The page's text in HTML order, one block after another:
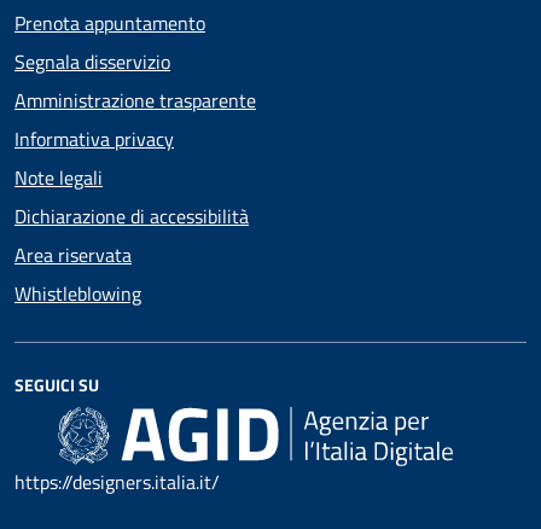
Prenota appuntamento
Segnala disservizio
Amministrazione trasparente
Informativa privacy
Note legali
Dichiarazione di accessibilità
Area riservata
Whistleblowing
SEGUICI SU
https://designers.italia.it/